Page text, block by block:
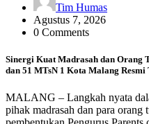
Tim Humas
Agustus 7, 2026
0 Comments
Sinergi Kuat Madrasah dan Orang
dan 51 MTsN 1 Kota Malang Resmi
MALANG – Langkah nyata
pihak madrasah dan para